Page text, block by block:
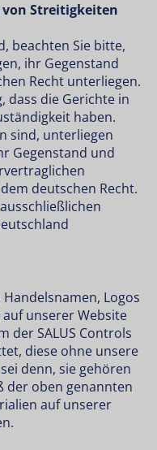
von Streitigkeiten
beachten Sie bitte,
ihr Gegenstand
Recht unterliegen.
dass die Gerichte in
haben.
sind, unterliegen
Gegenstand und
deutschen Recht.
Logos
unserer Website
der SALUS Controls
diese ohne unsere
denn, sie gehören
der oben genannten
auf unserer